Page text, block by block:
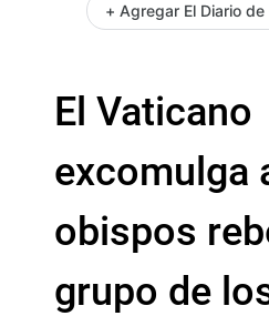
+ Agregar El Diario
El Vaticano
excomulga
obispos
grupo de